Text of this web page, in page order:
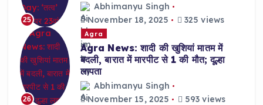
25
Abhimanyu Singh
November 18, 2025
325 views
26
Agra
Agra News: शादी की खुशियां मातम में
बदली, बारात में मारपीट से 1 की मौत; दूल्हा
लापता
Abhimanyu Singh
November 15, 2025
593 views